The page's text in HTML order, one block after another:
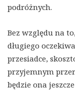
podróżnych.
Bez względu na
długiego
przesiadce,
przyjemnym
będzie ona